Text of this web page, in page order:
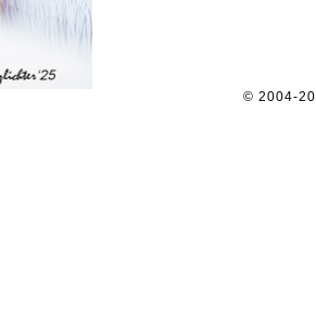
© 2004-